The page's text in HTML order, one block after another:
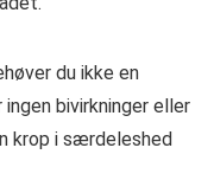
du ikke en
bivirkninger eller
krop i særdeleshed